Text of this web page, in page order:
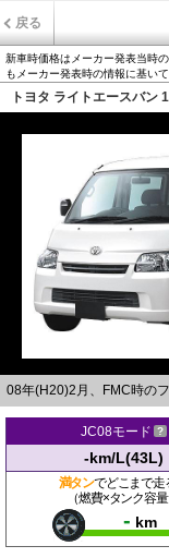
戻る
新車時価格はメーカー発表当時
もメーカー発表時の情報に基いて
トヨタ ライトエースバン
08年(H20)2月、FMC時の
JC08モード
-km/L(43L)
満タンでどこまで走
（燃費×タンク容量
- km